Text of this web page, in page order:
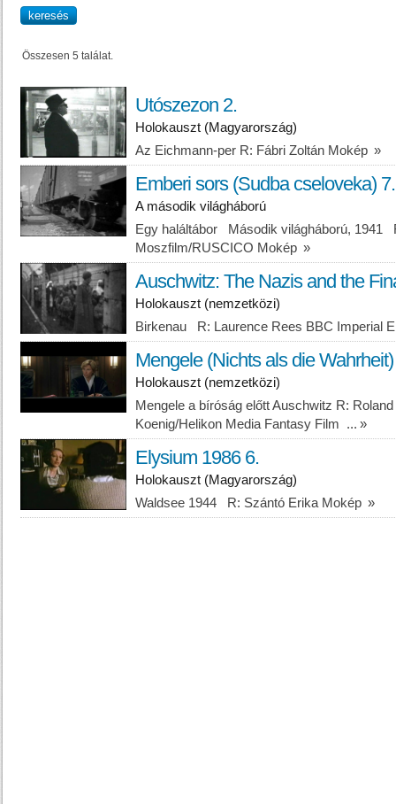
Összesen 5 találat.
Utószezon 2.
Holokauszt (Magyarország)
Az Eichmann-per R: Fábri Zoltán Mokép »
Emberi sors (Sudba cseloveka) 7.
A második világháború
Egy haláltábor Második világháború, 1941
Moszfilm/RUSCICO Mokép »
Auschwitz: The Nazis and the
Holokauszt (nemzetközi)
Birkenau R: Laurence Rees BBC Imperial
Mengele (Nichts als die Wahrheit)
Holokauszt (nemzetközi)
Mengele a bíróság előttAuschwitz R:
Koenig/Helikon Media Fantasy Film ... »
Elysium 1986 6.
Holokauszt (Magyarország)
Waldsee 1944 R: Szántó Erika Mokép »